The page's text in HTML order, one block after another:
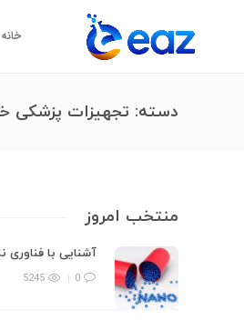
خانه
دسته: تجهیزات پزشکی
منتخب امروز
آشنایی با فناوری
0
5245